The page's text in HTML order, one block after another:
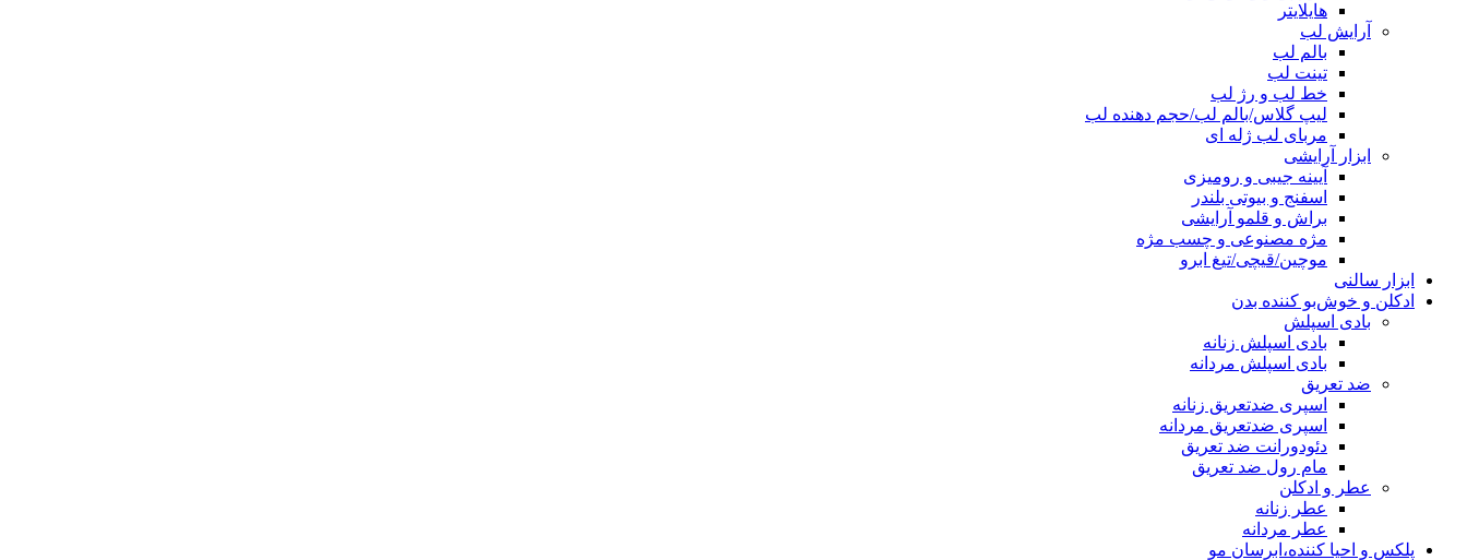
هایلایتر
آرایش لب
بالم لب
تینت لب
خط لب و رژ لب
لیپ گلاس/بالم لب/حجم دهنده لب
مربای لب ژله ای
ابزار آرایشی
آیینه جیبی و رومیزی
اسفنج و بیوتی بلندر
براش و قلمو آرایشی
مژه مصنوعی و چسب مژه
موچین/قیچی/تیغ ابرو
ابزار سالنی
ادکلن و خوش‌بو کننده بدن
بادی اسپلش
بادی اسپلش زنانه
بادی اسپلش مردانه
ضد تعریق
اسپری ضدتعریق زنانه
اسپری ضدتعریق مردانه
دئودورانت ضد تعریق
مام رول ضد تعریق
عطر و ادکلن
عطر زنانه
عطر مردانه
پلکس و احیا کننده،ابرسان مو